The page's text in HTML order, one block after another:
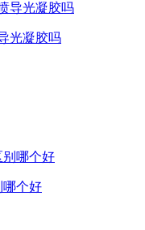
光凝胶吗
哪个好